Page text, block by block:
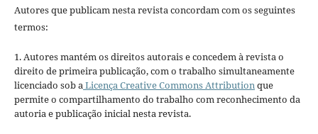
Autores que publicam nesta revista concordam com os seguintes
termos:
1. Autores mantém os direitos autorais e concedem à revista o
direito de primeira publicação, com o trabalho simultaneamente
licenciado sob aLicença Creative Commons Attributionque
permite o compartilhamento do trabalho com reconhecimento da
autoria e publicação inicial nesta revista.